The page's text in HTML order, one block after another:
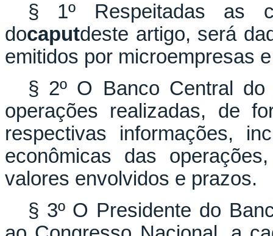
§ 1º Respeitadas as
docaputdeste artigo, será
emitidos por microempresas
§ 2º O Banco Central
operações realizadas, de
respectivas informações,
econômicas das
valores envolvidos e prazos.
§ 3º O Presidente do